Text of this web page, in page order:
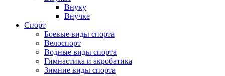
Внуку
Внучке
Спорт
Боевые виды спорта
Велоспорт
Водные виды спорта
Гимнастика и акробатика
Зимние виды спорта